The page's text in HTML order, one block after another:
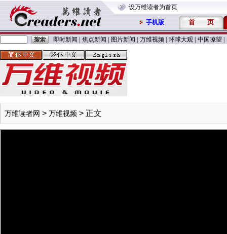
设万维读者为首页
手机版 首 页
即时新闻 焦点新闻 图片新闻 万维视频 环球大观 中国嘹望
万维读者网 > 万维视频 > 正文